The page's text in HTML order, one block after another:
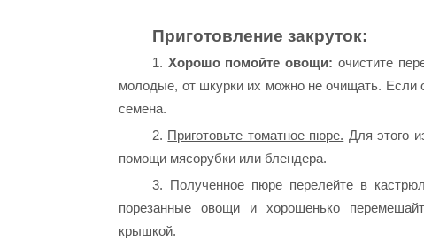
Приготовление закруток:
1. Хорошо помойте овощи: очистите
молодые, от шкурки их можно не очищать. Если
семена.
2. Приготовьте томатное пюре. Для этого
помощи мясорубки или блендера.
3. Полученное пюре перелейте в
порезанные овощи и хорошенько
крышкой.